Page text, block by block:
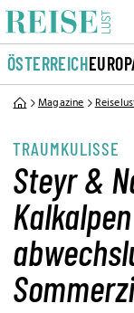
ÖSTERREICH
Magazine
TRAUMKULISSE
Steyr &